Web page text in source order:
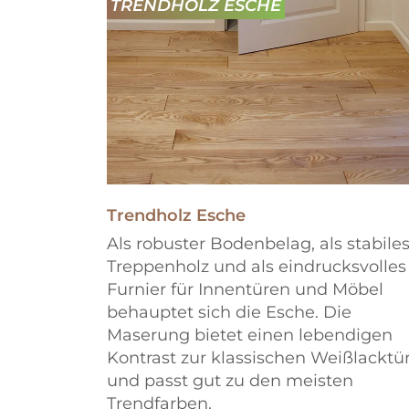
TRENDHOLZ ESCHE
Trendholz Esche
Als robuster Bodenbelag, als stabiles
Treppenholz und als eindrucksvolles
Furnier für Innentüren und Möbel
behauptet sich die Esche. Die
Maserung bietet einen lebendigen
Kontrast zur klassischen
und passt gut zu den meisten
Trendfarben.